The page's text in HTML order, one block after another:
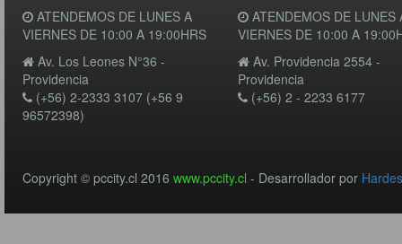
ATENDEMOS DE LUNES A
VIERNES DE 10:00 A 19:00HRS
Av. Los Leones N°36 -
Providencia
(+56) 2-2333 3107 (+56 9
96572398)
ATENDEMOS DE LUNES
VIERNES DE 10:00 A
Av. Providencia 2554 -
Providencia
(+56) 2 - 2233 6177
Copyright © pccity.cl 2016 www.pccity.cl - Desarrollador por